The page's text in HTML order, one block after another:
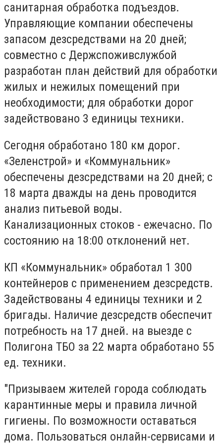
санитарная обработка подъездов.
Управляющие компании обеспечены
запасом дезсредствами на 20 дней;
совместно с Держспоживслужбой
разработан план действий для обработки
жилых и нежилых помещений при
необходимости; для обработки дорог
задействовано 3 единицы техники.
Сегодня обработано 180 км дорог.
«Зеленстрой» и «Коммунальник»
обеспечены дезсредствами на 20 дней; с
18 марта дважды на день проводится
анализ питьевой воды.
Канализационных стоков - ежечасно. По
состоянию на 18:00 отклонений нет.
КП «Коммунальник» обработал 1 300
контейнеров с применением дезсредств.
Задействованы 4 единицы техники и 2
бригады. Наличие дезсредств обеспечит
потребность на 17 дней. на выезде с
Полигона ТБО за 22 марта обработано 55
ед. техники.
"Призываем жителей города соблюдать
карантинные меры и правила личной
гигиены. По возможности оставаться
дома. Пользоваться онлайн-сервисами и